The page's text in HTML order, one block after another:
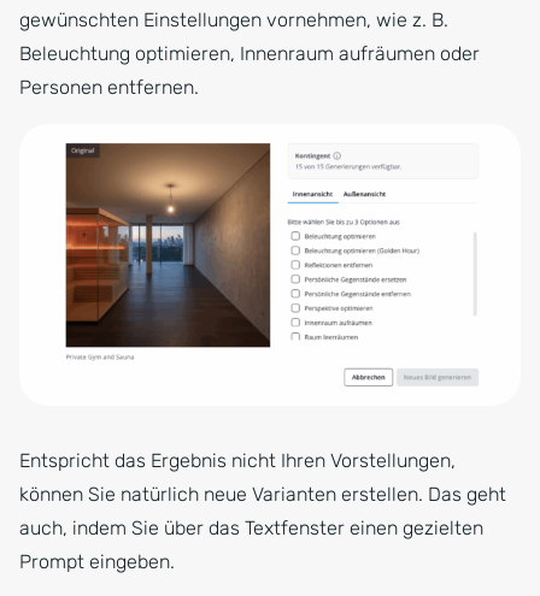
gewünschten Einstellungen vornehmen, wie z. B.
Beleuchtung optimieren, Innenraum aufräumen oder
Personen entfernen.
Entspricht das Ergebnis nicht Ihren Vorstellungen,
können Sie natürlich neue Varianten erstellen. Das geht
auch, indem Sie über das Textfenster einen gezielten
Prompt eingeben.